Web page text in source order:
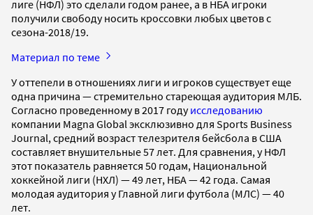
лиге (НФЛ) это сделали годом ранее, а в НБА игроки
получили свободу носить кроссовки любых цветов с
сезона-2018/19.
Материал по теме
У оттепели в отношениях лиги и игроков существует еще
одна причина — стремительно стареющая аудитория МЛБ.
Согласно проведенному в 2017 годуисследованию
компании Magna Global эксклюзивно для Sports Business
Journal, средний возраст телезрителя бейсбола в США
составляет внушительные 57 лет. Для сравнения, у НФЛ
этот показатель равняется 50 годам, Национальной
хоккейной лиги (НХЛ) — 49 лет, НБА — 42 года. Самая
молодая аудитория у Главной лиги футбола (МЛС) — 40
лет.